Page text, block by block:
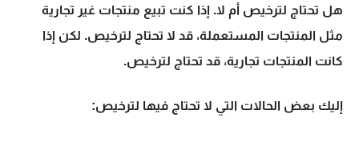
هل تحتاج لترخيص أم لا. إذا كنت تبيع منتجات غير تجارية
مثل المنتجات المستعملة، قد لا تحتاج لترخيص. لكن إذا
كانت المنتجات تجارية، قد تحتاج لترخيص.
إليك بعض الحالات التي لا تحتاج فيها لترخيص: